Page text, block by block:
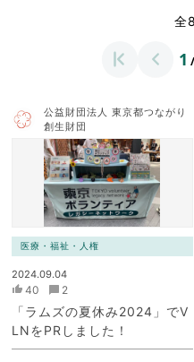
全
1
公益財団法人 東京都つながり
創生財団
医療・福祉・人権
2024.09.04
40 2
「ラムズの夏休み2024」でV
LNをPRしました！